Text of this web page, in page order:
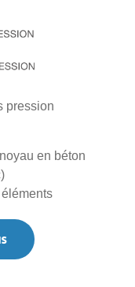
pression
en béton